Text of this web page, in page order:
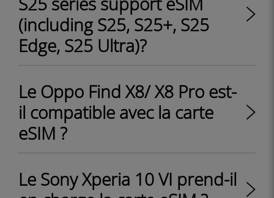
(including S25, S25+, S25
Edge, S25 Ultra)?
Le Oppo Find X8/ X8 Pro est-
il compatible avec la carte
eSIM ?
Le Sony Xperia 10 VI prend-il